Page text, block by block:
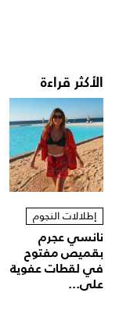
الأكثر قراءة
إطلالات النجوم
نانسي عجرم
بقميص مفتوح
في لقطات عفوية
على...